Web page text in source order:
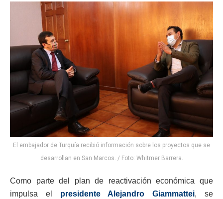
El embajador de Turquía recibió información sobre los proyectos que se
desarrollan en San Marcos. / Foto: Whitmer Barrera.
Como parte del plan de reactivación económica que
impulsa el presidente Alejandro Giammattei, se